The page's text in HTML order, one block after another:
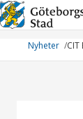
Hoppa
till
innehållNyheter